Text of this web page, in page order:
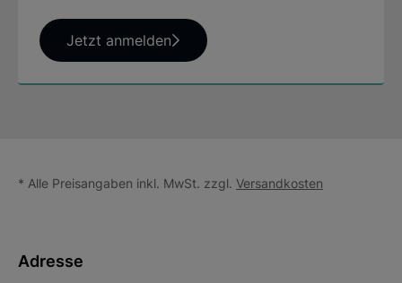
Jetzt anmelden
* Alle Preisangaben inkl. MwSt. zzgl. Versandkosten
Adresse